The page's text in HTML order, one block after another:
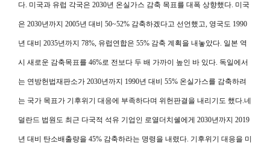
다. 미국과 유럽 각국은 2030년 온실가스 감축 목표를 대폭 상향했다. 미국
은 2030년까지 2005년 대비 50~52% 감축하겠다고 선언했고, 영국도 1990
년 대비 2035년까지 78%, 유럽연합은 55% 감축 계획을 내놓았다. 일본 역
시 새로운 감축목표를 46%로 전보다 두 배 가까이 높인 바 있다. 독일에서
는 연방헌법재판소가 2030년까지 1990년 대비 55% 온실가스를 감축하려
는 국가 목표가 기후위기 대응에 부족하다며 위헌판결을 내리기도 했다.네
덜란드 법원도 최근 다국적 석유 기업인 로열더치쉘에게 2030년까지 2019
년 대비 탄소배출량을 45% 감축하라는 명령을 내렸다. 기후위기 대응을 미